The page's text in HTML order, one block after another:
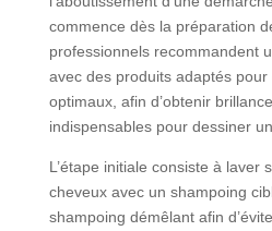
commence dès la préparation
professionnels recommandent
avec des produits adaptés pour
optimaux, afin d’obtenir
indispensables pour dessiner
L’étape initiale consiste à laver
cheveux avec un shampoing
shampoing démêlant afin